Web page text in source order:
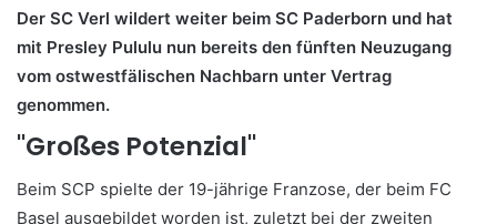
Der SC Verl wildert weiter beim SC Paderborn und hat
mit Presley Pululu nun bereits den fünften Neuzugang
vom ostwestfälischen Nachbarn unter Vertrag
genommen.
"Großes Potenzial"
Beim SCP spielte der 19-jährige Franzose, der beim FC
Basel ausgebildet worden ist, zuletzt bei der zweiten